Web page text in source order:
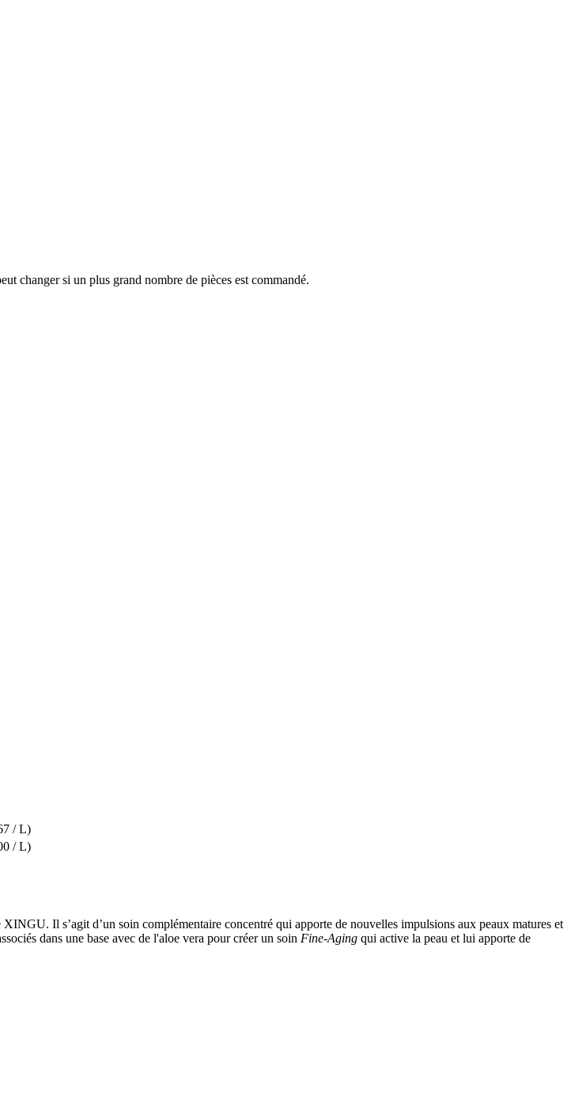
changer si un plus grand nombre de pièces est commandé.
/ L)
/ L)
Il s’agit d’un soin complémentaire concentré qui apporte de nouvelles impulsions aux peaux matures et
dans une base avec de l'aloe vera pour créer un soin Fine-Aging qui active la peau et lui apporte de